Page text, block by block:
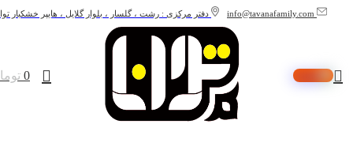
دفتر مرکزی : رشت ، گلسار ، بلوار گلایل ، هایپر خشکبار
0
سایت در حال بروزرسانی است. از شکیبایی شما سپاسگزاریم.